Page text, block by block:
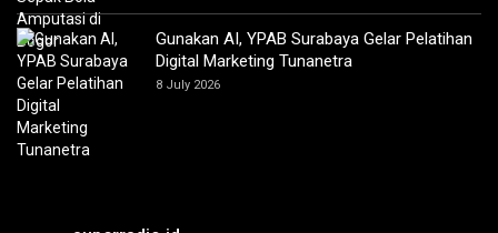
Gunakan AI, YPAB Surabaya Gelar Pelatihan
Digital Marketing Tunanetra
8 July 2026